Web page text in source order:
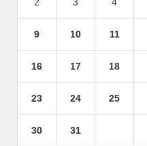
9 10 11
16 17 18
23 24 25
30 31